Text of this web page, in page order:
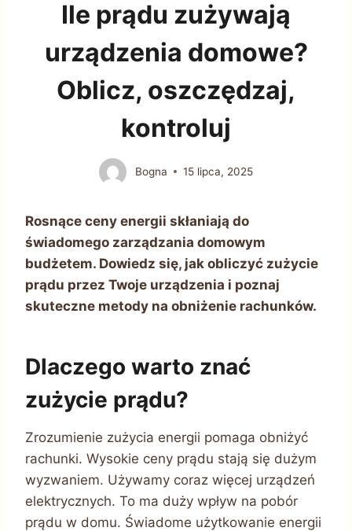
Ile prądu zużywają
urządzenia domowe?
Oblicz, oszczędzaj,
kontroluj
Bogna 15 lipca, 2025
Rosnące ceny energii skłaniają do
świadomego zarządzania domowym
budżetem. Dowiedz się, jak obliczyć zużycie
prądu przez Twoje urządzenia i poznaj
skuteczne metody na obniżenie rachunków.
Dlaczego warto znać
zużycie prądu?
Zrozumienie zużycia energii pomaga obniżyć
rachunki. Wysokie ceny prądu stają się dużym
wyzwaniem. Używamy coraz więcej urządzeń
elektrycznych. To ma duży wpływ na pobór
prądu w domu. Świadome użytkowanie energii